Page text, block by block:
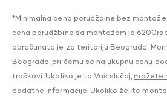
*Minimalna cena porudžbine bez
cena porudžbine sa montažom je
obračunata je za teritoriju Beograda.
Beograda, pri čemu se na ukupnu cenu
troškovi. Ukoliko je to Vaš slučaj, možete
dodatne informacije. Ukoliko želite